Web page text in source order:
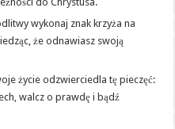
wykonaj znak krzyża na
że odnawiasz swoją
życie odzwierciedla tę pieczęć:
walcz o prawdę i bądź